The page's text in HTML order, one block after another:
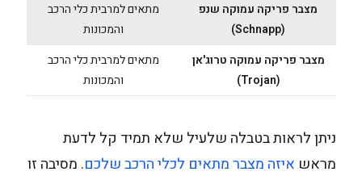
מצבר פריקה עמוקה שנפ
(Schnapp)
מתאים למרבית כלי הרכב
והמכונות
מצבר פריקה עמוקה טרוג'אן
(Trojan)
מתאים למרבית כלי הרכב
והמכונות
ניתן לראות בטבלה שלעיל שלא תמיד קל לדעת
מראש איזה מצבר מתאים לכלי הרכב שלכם. מסיבה זו